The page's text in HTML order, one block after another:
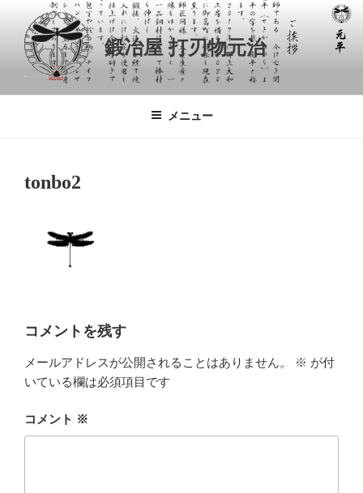
鍛冶屋 打刃物元治
メニュー
tonbo2
コメントを残す
メールアドレスが公開されることはありません。 ※ が付
いている欄は必須項目です
コメント ※